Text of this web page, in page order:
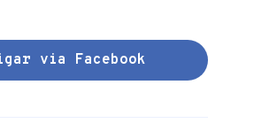
via Facebook